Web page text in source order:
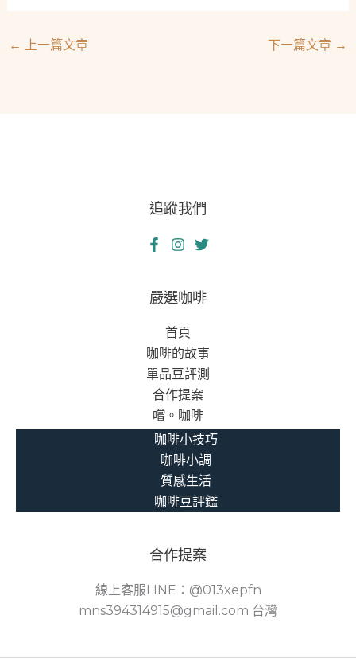
← 上一篇文章 下一篇文章 →
追蹤我們
嚴選咖啡
首頁
咖啡的故事
單品豆評測
合作提案
嚐。咖啡
咖啡小技巧
咖啡小調
質感生活
咖啡豆評鑑
合作提案
線上客服LINE：@013xepfn
mns394314915@gmail.com 台灣